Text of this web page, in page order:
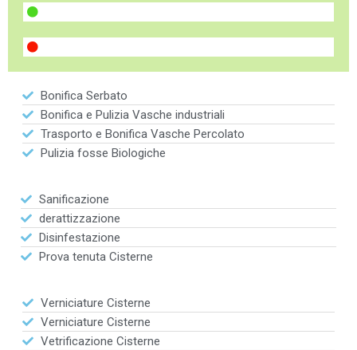
Bonifica Serbato
Bonifica e Pulizia Vasche industriali
Trasporto e Bonifica Vasche Percolato
Pulizia fosse Biologiche
Sanificazione
derattizzazione
Disinfestazione
Prova tenuta Cisterne
Verniciature Cisterne
Verniciature Cisterne
Vetrificazione Cisterne